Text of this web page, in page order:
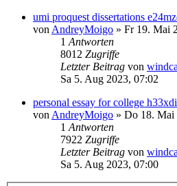
umi proquest dissertations
von AndreyMoigo » Fr 19. Mai
1 Antworten
8012 Zugriffe
Letzter Beitrag von
Sa 5. Aug 2023, 07:02
personal essay for college h33xdi
von AndreyMoigo » Do 18. Mai
1 Antworten
7922 Zugriffe
Letzter Beitrag von
Sa 5. Aug 2023, 07:00